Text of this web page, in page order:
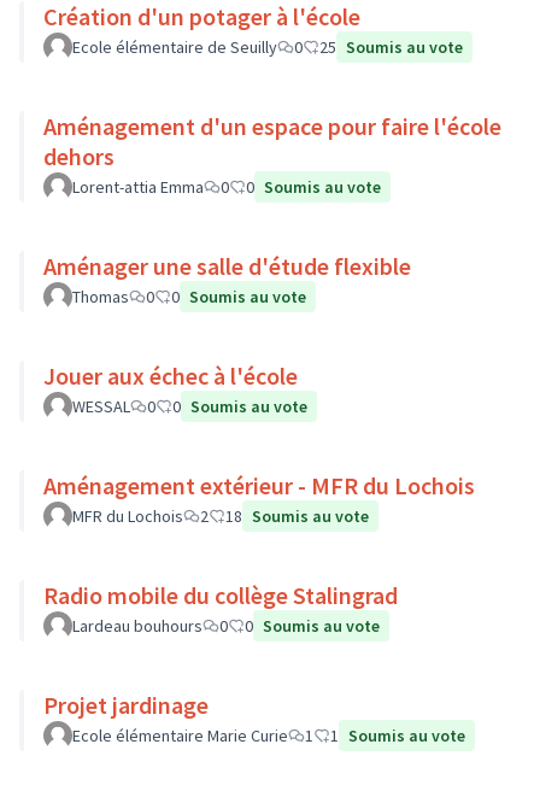
Création d'un potager à l'école
Ecole élémentaire de Seuilly 0 25 Soumis au vote
Aménagement d'un espace pour faire l'école
dehors
Lorent-attia Emma 0 0 Soumis au vote
Aménager une salle d'étude flexible
Thomas 0 0 Soumis au vote
Jouer aux échec à l'école
WESSAL 0 0 Soumis au vote
Aménagement extérieur - MFR du Lochois
MFR du Lochois 2 18 Soumis au vote
Radio mobile du collège Stalingrad
Lardeau bouhours 0 0 Soumis au vote
Projet jardinage
Ecole élémentaire Marie Curie 1 1 Soumis au vote